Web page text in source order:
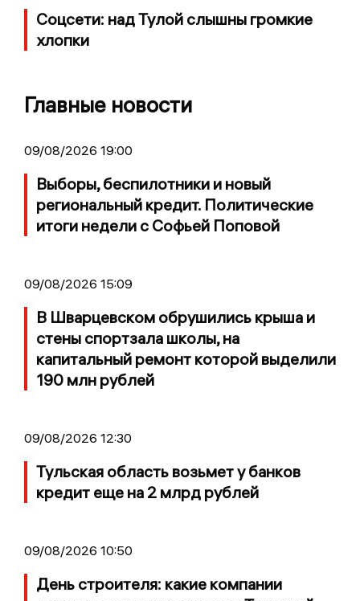
Соцсети: над Тулой слышны громкие
хлопки
Главные новости
09/08/2026 19:00
Выборы, беспилотники и новый
региональный кредит. Политические
итоги недели с Софьей Поповой
09/08/2026 15:09
В Шварцевском обрушились крыша и
стены спортзала школы, на
капитальный ремонт которой выделили
190 млн рублей
09/08/2026 12:30
Тульская область возьмет у банков
кредит еще на 2 млрд рублей
09/08/2026 10:50
День строителя: какие компании